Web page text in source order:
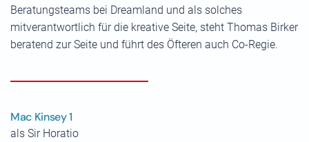
Beratungsteams bei Dreamland und als solches
mitverantwortlich für die kreative Seite, steht Thomas Birker
beratend zur Seite und führt des Öfteren auch Co-Regie.
Mac Kinsey 1
als Sir Horatio